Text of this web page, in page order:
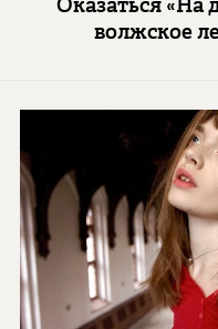
волжское